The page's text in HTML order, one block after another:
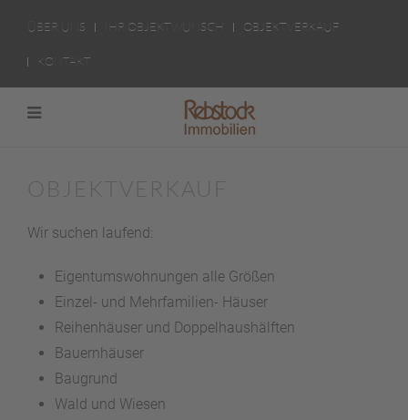
ÜBER UNS IHR OBJEKTWUNSCH OBJEKTVERKAUF
KONTAKT
Wir suchen laufend:
Eigentumswohnungen alle Größen
Einzel- und Mehrfamilien- Häuser
Reihenhäuser und Doppelhaushälften
Bauernhäuser
Baugrund
Wald und Wiesen